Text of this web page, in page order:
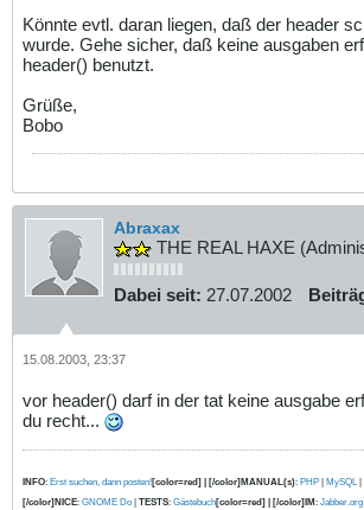
Könnte evtl. daran liegen, daß der header
wurde. Gehe sicher, daß keine ausgaben
header() benutzt.
Grüße,
Bobo
Abraxax
THE REAL HAXE
Dabei seit: 27.07.2002
15.08.2003, 23:37
vor header() darf in der tat keine ausgabe
du recht...
INFO: Erst suchen, dann posten![color=red] | [/color]MANUAL(s): PHP MySQL|
[/color]NICE: GNOME Do TESTS: Gästebuch[color=red] | [/color]IM : Jabber.org